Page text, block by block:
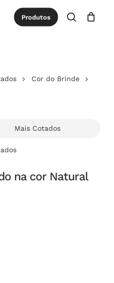
Produtos
procurar
Close
Cor do Brinde
Classificado
na cor Natural